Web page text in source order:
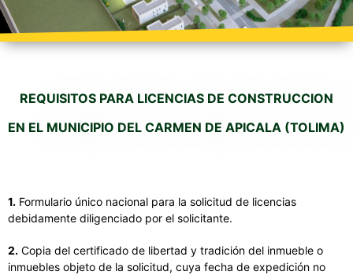
REQUISITOS PARA LICENCIAS DE CONSTRUCCION
EN EL MUNICIPIO DEL CARMEN DE APICALA (TOLIMA)
1. Formulario único nacional para la solicitud de licencias
debidamente diligenciado por el solicitante.
2. Copia del certificado de libertad y tradición del inmueble o
inmuebles objeto de la solicitud, cuya fecha de expedición no